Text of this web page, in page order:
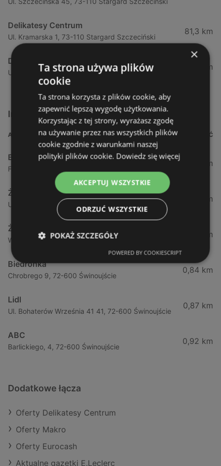
Delikatesy Centrum
Ul. Kramarska 1, 73-110 Stargard Szczeciński
81,3 km
Delikatesy Centrum
Ul. Wylotowa 12a, 78-100 Kołobrzeg
88,76 km
Inne sklepy Supermarkety w pobliżu
ADRES ODLEGŁOŚĆ
Biedronka
Fińska 4, 72-602 Świnoujście
0,23 km
Żabka
Ul. Barlickiego 4d / 2, 72-602 Świnoujście
0,64 km
Żabka
Wybrzeze Władysława Iv 11, 72-600 Świnoujście
0,74 km
Biedronka
Chrobrego 9, 72-600 Świnoujście
0,84 km
Lidl
Ul. Bohaterów Września 41 41, 72-600 Świnoujście
0,87 km
ABC
Barlickiego, 4, 72-600 Świnoujście
0,92 km
Dodatkowe łącza
Oferty Delikatesy Centrum
Oferty Makro
Oferty Eurocash
Aktualne gazetki E.Leclerc
×
Ta strona używa plików
cookie
Ta strona korzysta z plików cookie, aby
zapewnić lepszą wygodę użytkowania.
Korzystając z tej strony, wyrażasz zgodę
na używanie przez nas wszystkich plików
cookie zgodnie z warunkami naszej
polityki plików cookie. Dowiedz się więcej
AKCEPTUJ WSZYSTKIE
ODRZUĆ WSZYSTKIE
POKAŻ SZCZEGÓŁY
POWERED BY COOKIESCRIPT